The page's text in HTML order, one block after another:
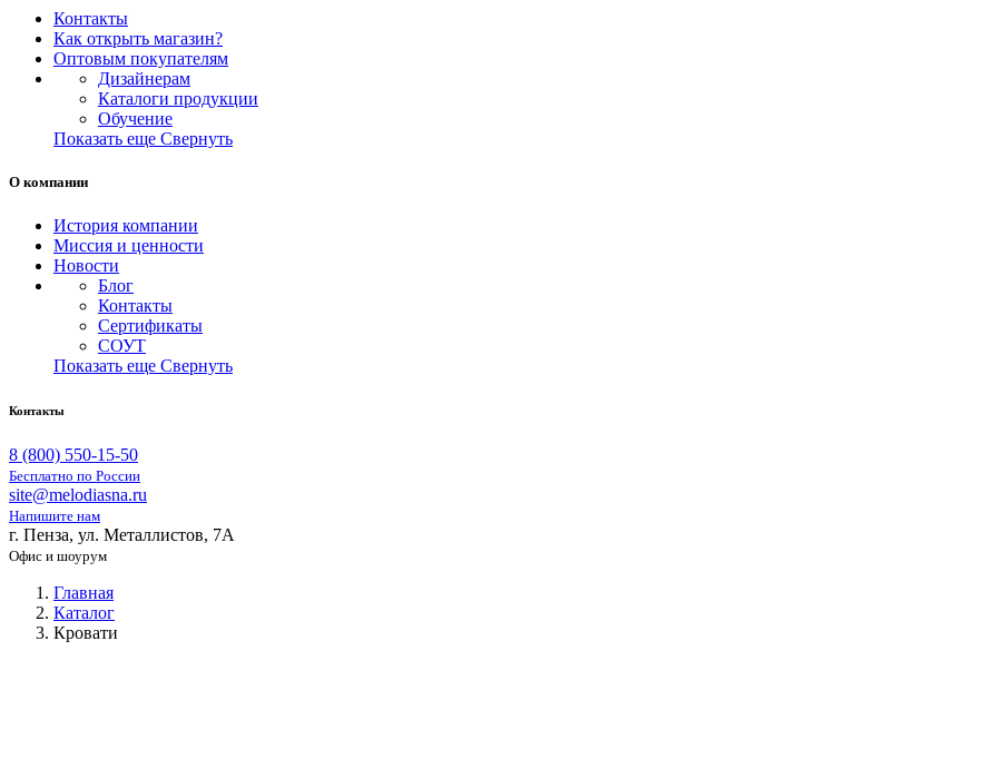
Контакты
Как открыть магазин?
Оптовым покупателям
Дизайнерам
Каталоги продукции
Обучение
Показать еще Свернуть
О компании
История компании
Миссия и ценности
Новости
Блог
Контакты
Сертификаты
СОУТ
Показать еще Свернуть
Контакты
8 (800) 550-15-50
Бесплатно по России
site@melodiasna.ru
Напишите нам
г. Пенза, ул. Металлистов, 7А
Офис и шоурум
Главная
Каталог
Кровати